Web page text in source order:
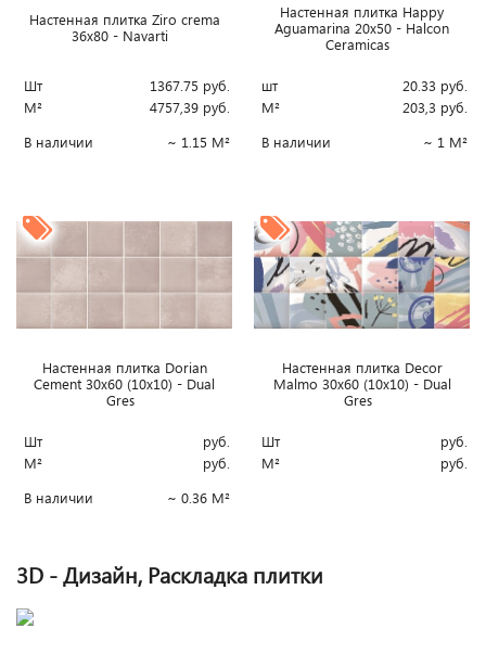
Настенная плитка Ziro crema
36x80 - Navarti
Шт 1367.75 руб.
М²
4757,39 руб.
В наличии
~ 1.15 М²
Настенная плитка Happy
Aguamarina 20x50 - Halcon
Ceramicas
шт 20.33 руб.
М²
203,3 руб.
В наличии
~ 1 М²
Настенная плитка Dorian
Cement 30x60 (10x10) - Dual
Gres
Шт
руб.
М²
руб.
В наличии
~ 0.36 М²
Настенная плитка Decor
Malmo 30x60 (10x10) - Dual
Gres
Шт
руб.
М²
руб.
3D - Дизайн, Раскладка плитки